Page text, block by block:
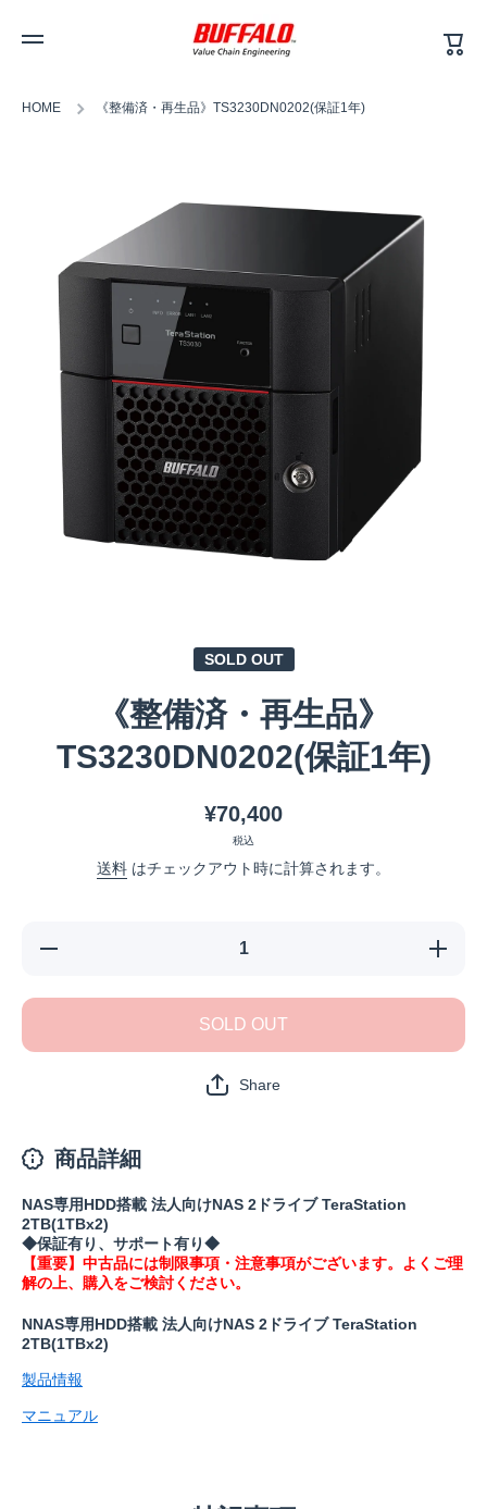
ー
ト
HOME 《整備済・再生品》TS3230DN0202(保証1年)
SOLD OUT
《整備済・再生品》
TS3230DN0202(保証1年)
¥70,400
税込
送料 はチェックアウト時に計算されます。
《整備済・再生
《整備
証1年)
SOLD OUT
Share
商品詳細
NAS専用HDD搭載 法人向けNAS 2ドライブ TeraStation
2TB(1TBx2)
◆保証有り、サポート有り◆
【重要】中古品には制限事項・注意事項がございます。よくご理
解の上、購入をご検討ください。
NNAS専用HDD搭載 法人向けNAS 2ドライブ TeraStation
2TB(1TBx2)
製品情報
マニュアル